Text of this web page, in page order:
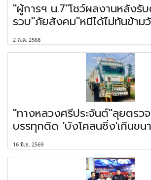
"ผู้การฯ น.7"โชว์ผลงานหลังรั
รวบ"ภัยสังคม"หนีได้ไม่ทันข้าม
2 ต.ค. 2568
"ทางหลวงศรีประจันต์"ลุยตรว
บรรทุกติด 'บังโคลนซิ่ง'เกินขน
16 มิ.ย. 2569